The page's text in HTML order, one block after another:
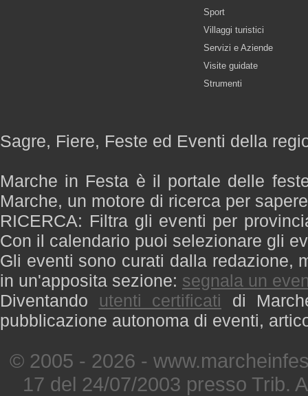
Sport
Villaggi turistici
Servizi e Aziende
Visite guidate
Strumenti
Sagre, Fiere, Feste ed Eventi della
Marche in Festa è il portale delle
Marche, un motore di ricerca per
RICERCA: Filtra gli eventi per
Con il calendario puoi selezionare gli
Gli eventi sono curati dalla redazione,
in un'apposita sezione: segnala un
Diventando utenti certificati di
pubblicazione autonoma di eventi,
© 2005 - 2026 -
17 del 24/07/2003 presso Trib.